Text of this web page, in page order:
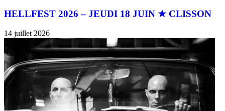
HELLFEST 2026 – JEUDI 18 JUIN ★ CLISSON
14 juillet 2026